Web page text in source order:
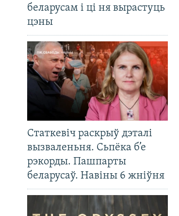
беларусам і ці ня вырастуць
цэны
Статкевіч раскрыў дэталі
вызваленьня. Сьпёка б’е
рэкорды. Пашпарты
беларусаў. Навіны 6 жніўня